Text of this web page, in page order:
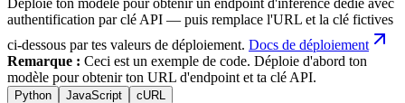
authentification par clé API — puis remplace l'URL et la clé fictives
ci-dessous par tes valeurs de déploiement. Docs de déploiement
Remarque : Ceci est un exemple de code. Déploie d'abord ton
modèle pour obtenir ton URL d'endpoint et ta clé API.
Python JavaScript cURL